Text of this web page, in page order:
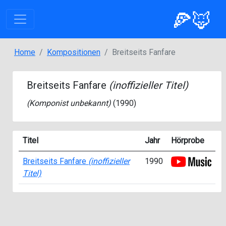
🍕🦊
Home Kompositionen Breitseits Fanfare
Breitseits Fanfare (inoffizieller Titel)
(Komponist unbekannt) (1990)
Titel Jahr Hörprobe
Breitseits Fanfare (inoffizieller
Titel)
1990